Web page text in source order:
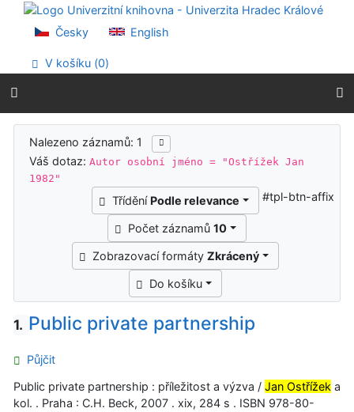
Přejít na obsah
Přejít na menu
Prohlášení o webové přístupnosti
Česky English
V košíku (0)
Výsledky vyhledávání
Nalezeno záznamů: 1
Váš dotaz:Autor osobní jméno = "Ostřížek Jan
1982"
Třídění Podle relevance
Počet záznamů 10
Zobrazovací formáty Zkrácený
Do košíku
#tpl-btn-affix
1. Public private partnership
Půjčit
Public private partnership : příležitost a výzva / Jan Ostřížek a
kol. . Praha : C.H. Beck, 2007 . xix, 284 s . ISBN 978-80-